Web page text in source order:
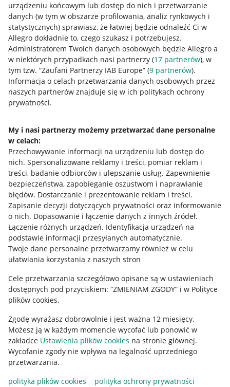
urządzeniu końcowym lub dostęp do nich i przetwarzanie
danych (w tym w obszarze profilowania, analiz rynkowych i
statystycznych) sprawiasz, że łatwiej będzie odnaleźć Ci w
Allegro dokładnie to, czego szukasz i potrzebujesz.
Administratorem Twoich danych osobowych będzie Allegro a
w niektórych przypadkach nasi partnerzy (17 partnerów), w
tym tzw. “Zaufani Partnerzy IAB Europe” (9 partnerów).
Informacja o celach przetwarzania danych osobowych przez
naszych partnerów znajduje się w ich politykach ochrony
prywatności.
My i nasi partnerzy możemy przetwarzać dane personalne
w celach:
Przechowywanie informacji na urządzeniu lub dostęp do
nich. Spersonalizowane reklamy i treści, pomiar reklam i
treści, badanie odbiorców i ulepszanie usług. Zapewnienie
bezpieczeństwa, zapobieganie oszustwom i naprawianie
błędów. Dostarczanie i prezentowanie reklam i treści.
Zapisanie decyzji dotyczących prywatności oraz informowanie
o nich. Dopasowanie i łączenie danych z innych źródeł.
Łączenie różnych urządzeń. Identyfikacja urządzeń na
podstawie informacji przesyłanych automatycznie.
Twoje dane personalne przetwarzamy również w celu
ułatwiania korzystania z naszych stron
Cele przetwarzania szczegółowo opisane są w ustawieniach
dostępnych pod przyciskiem: “ZMIENIAM ZGODY” i w Polityce
plików cookies.
Zgodę wyrażasz dobrowolnie i jest ważna 12 miesięcy.
Możesz ją w każdym momencie wycofać lub ponowić w
zakładce Ustawienia plików cookies na stronie głównej.
Wycofanie zgody nie wpływa na legalność uprzedniego
przetwarzania.
polityka plików cookies
polityka ochrony prywatności
Nawigacja
Przydatne informacje
Jak to działa
Allegro Gadane dla sprzedających
Allegro Gadane dla kupujących
Mapa miejscowości
Informacje prawne
Regulamin
Polityka plików "cookies"
Ustawienia plików "cookies"
Udostępnianie lokalizacji
Informacje dla Aktu o Usługach Cyfrowych
Pobierz aplikację